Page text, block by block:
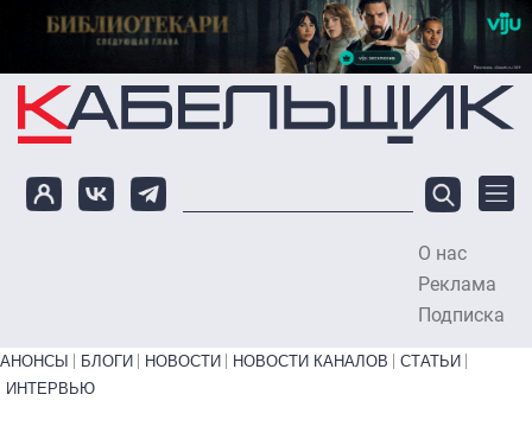
Перейти к основному содержанию
О нас
Реклама
Подписка
Primary links bottom
АНОНСЫ БЛОГИ НОВОСТИ НОВОСТИ КАНАЛОВ
СТАТЬИ
ИНТЕРВЬЮ